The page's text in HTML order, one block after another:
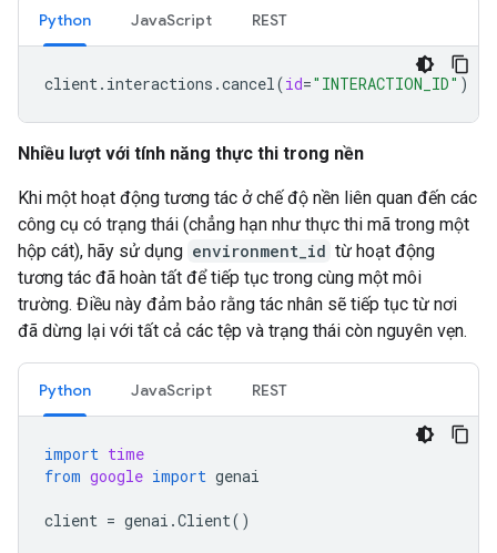
Python JavaScript REST
client. interactions .cancel(id="INTERACTION_ID" )
Nhiều lượt với tính năng thực thi trong nền
Khi một hoạt động tương tác ở chế độ nền liên quan đến các
công cụ có trạng thái (chẳng hạn như thực thi mã trong một
hộp cát), hãy sử dụng environment_id từ hoạt động
tương tác đã hoàn tất để tiếp tục trong cùng một môi
trường. Điều này đảm bảo rằng tác nhân sẽ tiếp tục từ nơi
đã dừng lại với tất cả các tệp và trạng thái còn nguyên vẹn.
Python JavaScript REST
import time
from google import genai
client = genai .Client()